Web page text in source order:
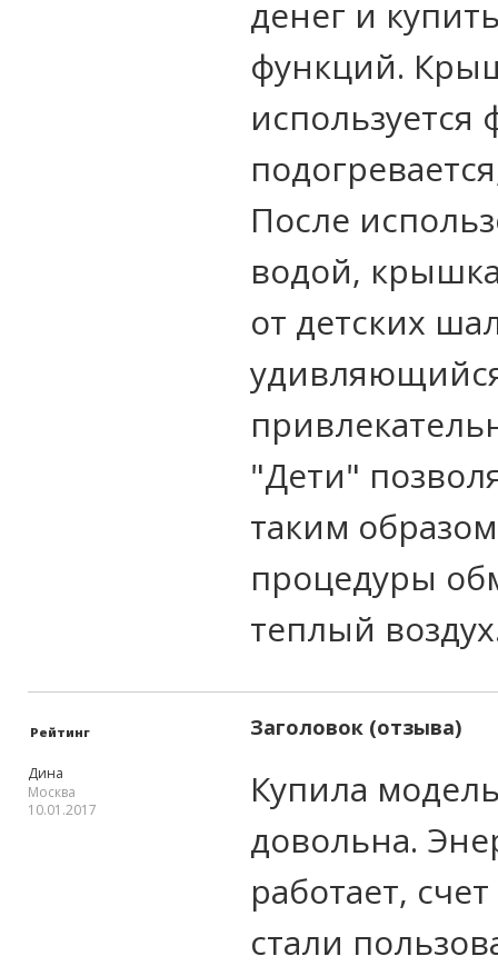
денег и
функций.
После
водой,
от детских
"Дети"
таким
процедуры
теплый
Рейтинг Заголовок (отзыва)
Дина
Москва
10.01.2017
Купила
довольна.
работает,
стали